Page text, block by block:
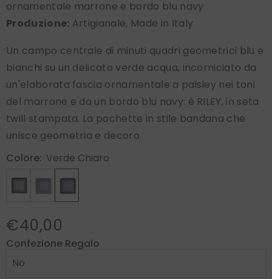
ornamentale marrone e bordo blu navy
Produzione: Artigianale, Made in Italy
Un campo centrale di minuti quadri geometrici blu e
bianchi su un delicato verde acqua, incorniciato da
un'elaborata fascia ornamentale a paisley nei toni
del marrone e da un bordo blu navy: è RILEY, in seta
twill stampata. La pochette in stile bandana che
unisce geometria e decoro.
Colore: Verde Chiaro
€40,00
Confezione Regalo